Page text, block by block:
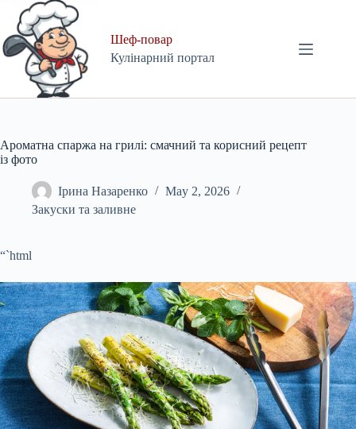
content
Шеф-повар
Кулінарний портал
Ароматна спаржа на грилі: смачний та корисний рецепт
із фото
Ірина Назаренко
May 2, 2026
Закуски та заливне
“`html